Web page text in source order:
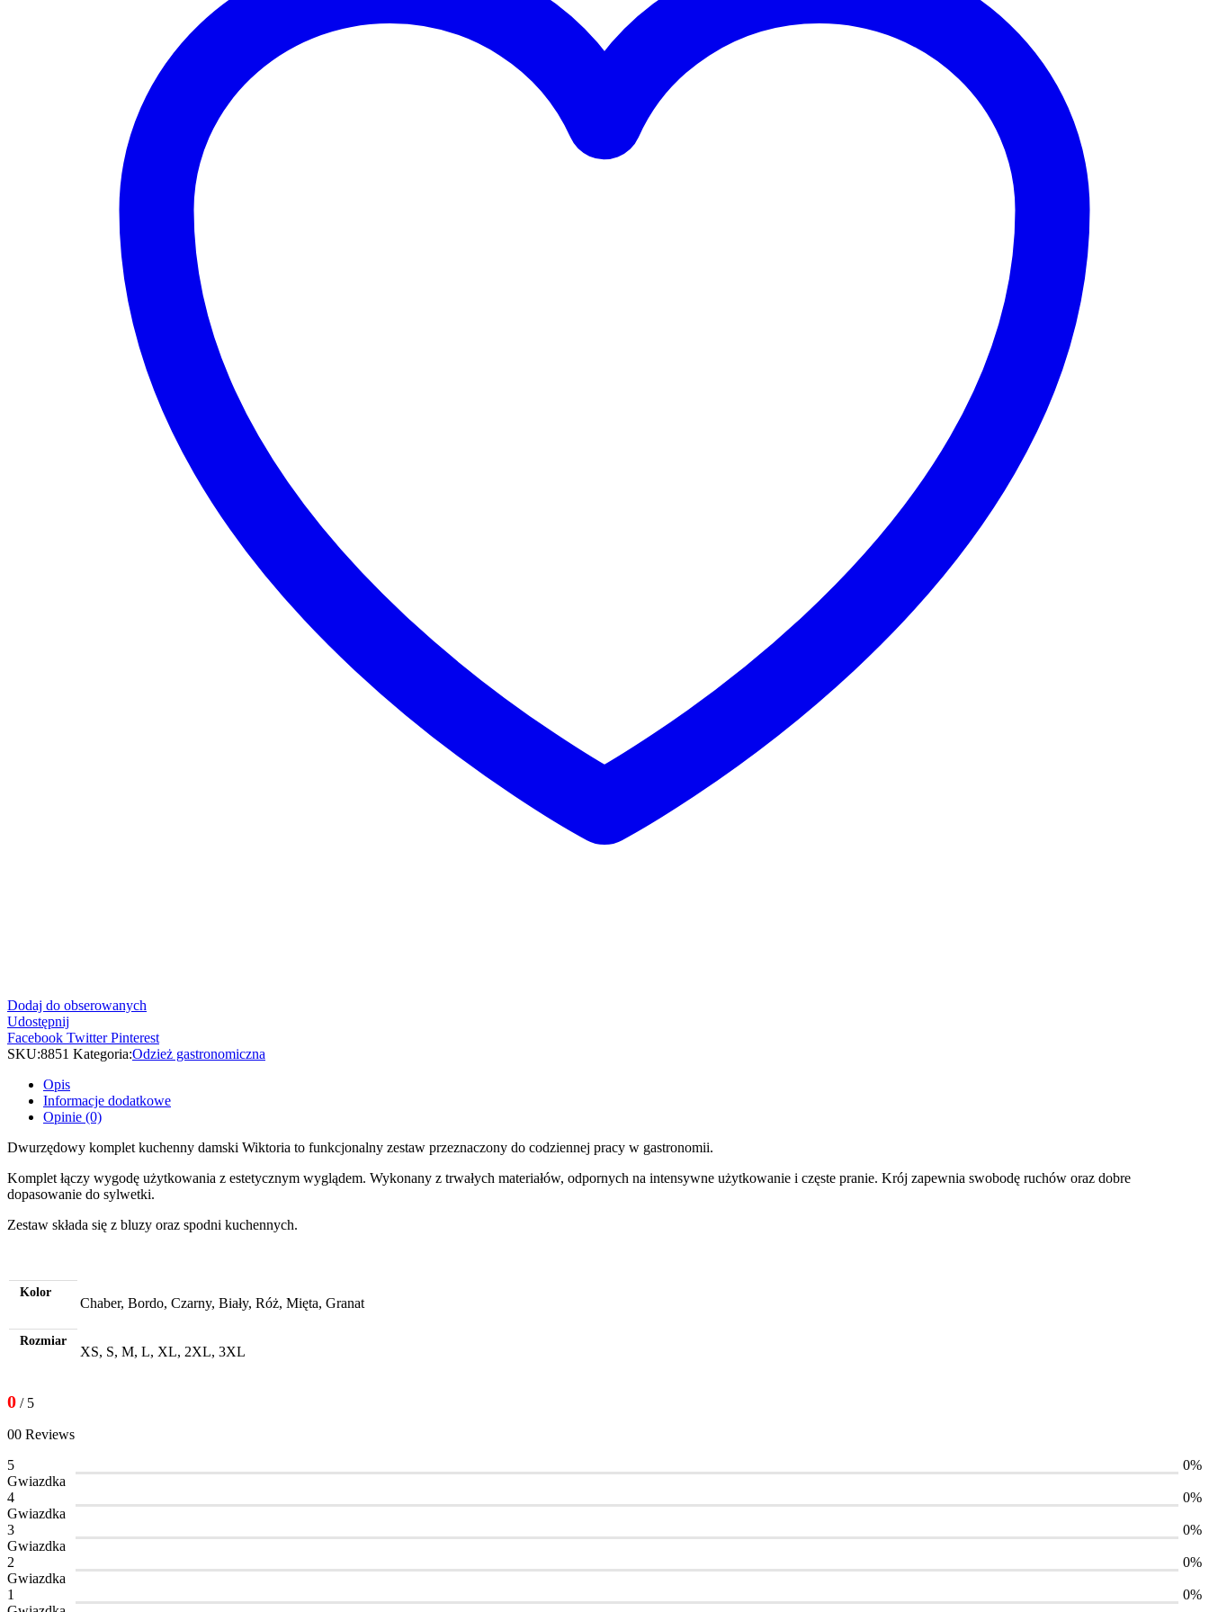
Dodaj do obserowanych
Udostępnij
Facebook Twitter Pinterest
SKU:8851 Kategoria:Odzież gastronomiczna
Opis
Informacje dodatkowe
Opinie (0)
Dwurzędowy komplet kuchenny damski Wiktoria to funkcjonalny zestaw przeznaczony do codziennej pracy w gastronomii.
Komplet łączy wygodę użytkowania z estetycznym wyglądem. Wykonany z trwałych materiałów, odpornych na intensywne użytkowanie i częste pranie. Krój zapewnia swobodę ruchów oraz dobre
dopasowanie do sylwetki.
Zestaw składa się z bluzy oraz spodni kuchennych.
Kolor
Chaber, Bordo, Czarny, Biały, Róż, Mięta, Granat
Rozmiar
XS, S, M, L, XL, 2XL, 3XL
0 / 5
00 Reviews
5
Gwiazdka
0%
4
Gwiazdka
0%
3
Gwiazdka
0%
2
Gwiazdka
0%
1
0%